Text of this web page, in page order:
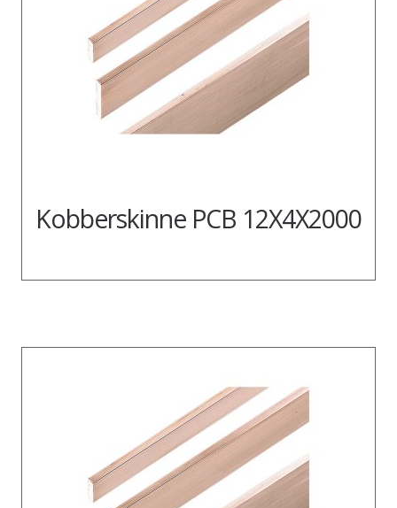
Kobberskinne PCB 12X4X2000